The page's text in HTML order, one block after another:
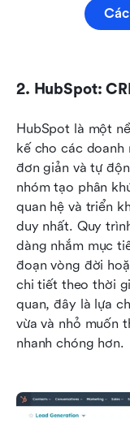
2. HubSpot:
HubSpot là một
kế cho các
đơn giản và tự
nhóm tạo phân
quan hệ và triển
duy nhất. Quy
dàng nhắm mục
đoạn vòng đời
chi tiết theo thời
quan, đây là lựa
vừa và nhỏ muốn
nhanh chóng hơn.